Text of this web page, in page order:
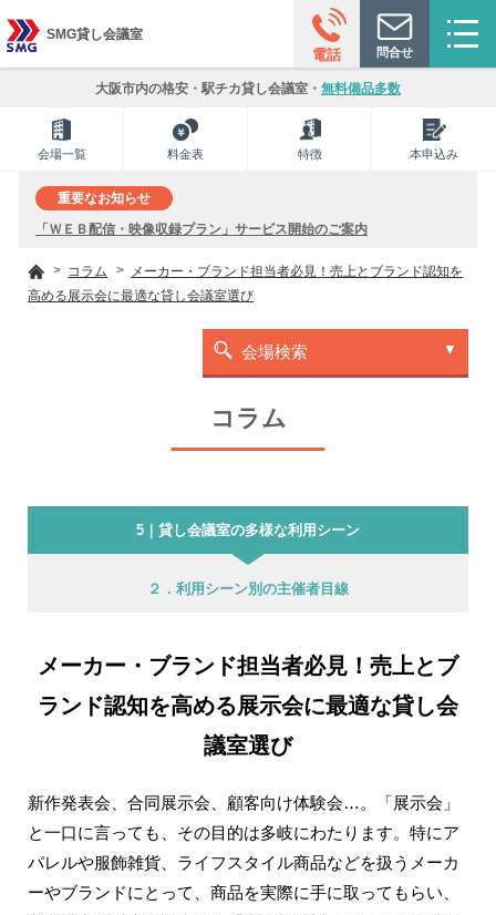
電話 問合せ
SMG貸し会議室
大阪市内の格安・駅チカ貸し会議室・ 無料備品多数
会場一覧 料金表 特徴 本申込み
重要なお知らせ
「ＷＥＢ配信・映像収録プラン」サービス開始のご案内
コラム
メーカー・ブランド担当者必見！売上とブランド認知を
高める展示会に最適な貸し会議室選び
会場検索
コラム
5｜貸し会議室の多様な利用シーン
２．利用シーン別の主催者目線
メーカー・ブランド担当者必見！売上とブ
ランド認知を高める展示会に最適な貸し会
議室選び
新作発表会、合同展示会、顧客向け体験会…。「展示会」
と一口に言っても、その目的は多岐にわたります。特にア
パレルや服飾雑貨、ライフスタイル商品などを扱うメーカ
ーやブランドにとって、商品を実際に手に取ってもらい、